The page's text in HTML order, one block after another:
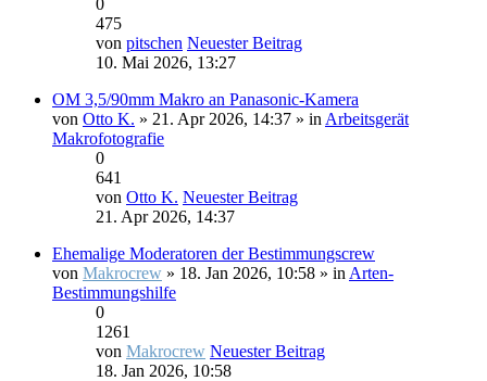
0
475
von pitschen Neuester Beitrag
10. Mai 2026, 13:27
OM 3,5/90mm Makro an Panasonic-Kamera
von Otto K. » 21. Apr 2026, 14:37 » in Arbeitsgerät
Makrofotografie
0
641
von Otto K. Neuester Beitrag
21. Apr 2026, 14:37
Ehemalige Moderatoren der Bestimmungscrew
von Makrocrew » 18. Jan 2026, 10:58 » in Arten-
Bestimmungshilfe
0
1261
von Makrocrew Neuester Beitrag
18. Jan 2026, 10:58